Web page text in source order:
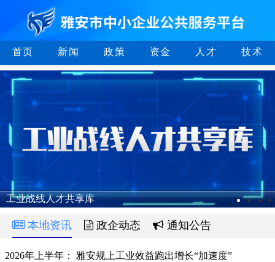
首页 新闻 政策 资金 人才 技术
工业战线人才共享库
本地资讯 政企动态 通知公告
2026年上半年： 雅安规上工业效益跑出增长“加速度”